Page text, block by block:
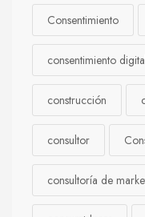
Consentimiento
consentimiento
construcción
consultor
consultoría de